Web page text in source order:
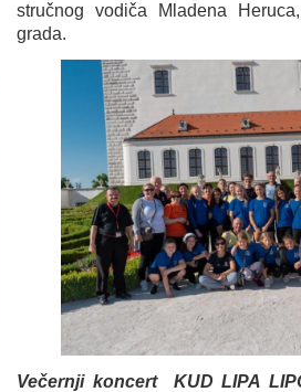
stručnog vodiča Mladena
grada.
Večernji koncert KUD LIPA